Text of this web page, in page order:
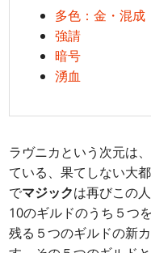
多色：金・混成
強請
暗号
湧血
ラヴニカという次元は
ている、果てしない大都
でマジックは再びこの
10のギルドのうち５つ
残る５つのギルドの新